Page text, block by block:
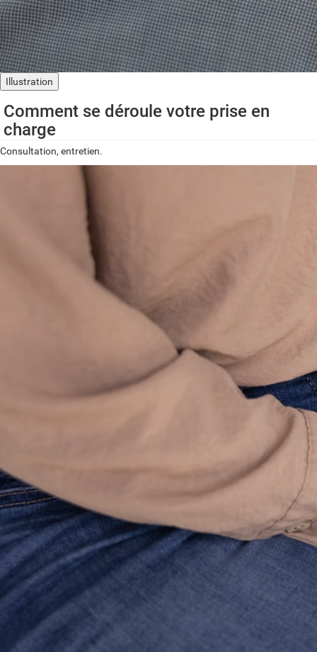
Illustration
Comment se déroule votre prise en
charge
Consultation, entretien.